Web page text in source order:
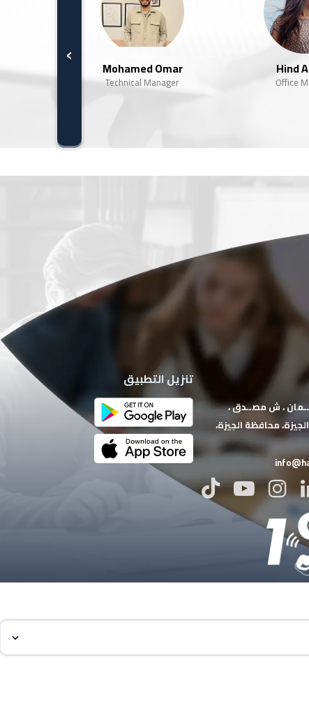
Hind
Office
Mohamed Omar
Technical Manager
‹
، ش مصــدق ،
‏محافظة الجيزة‏،
تنزيل التطبيق